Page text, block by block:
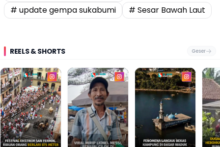
# update gempa sukabumi
# Sesar Bawah Laut
REELS & SHORTS Geser